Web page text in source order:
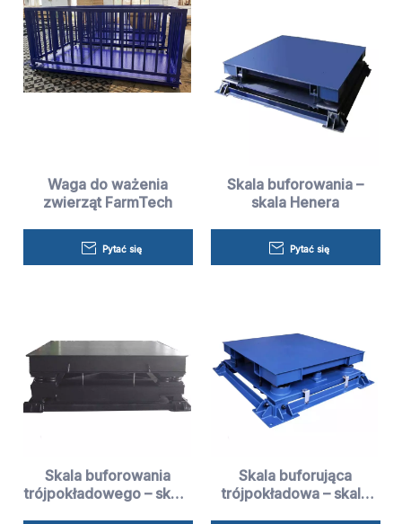
Waga do ważenia
zwierząt FarmTech
Pytać się
Skala buforowania –
skala Henera
Pytać się
Skala buforowania
trójpokładowego – skala
Skala buforująca
trójpokładowa – skala